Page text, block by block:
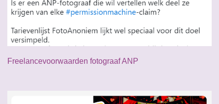
Freelancevoorwaarden fotograaf ANP